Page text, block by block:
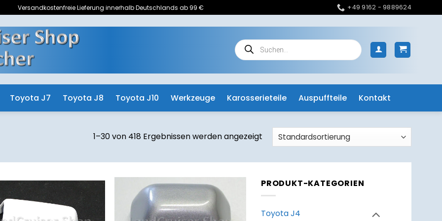
Versandkostenfreie Lieferung innerhalb Deutschlands ab 99 € +49 9162 - 9889624
Products
search
Toyota J7 Toyota J8 Toyota J10 Werkzeuge Karosserieteile Auspuffteile Kontakt
1–30 von 418 Ergebnissen werden angezeigt
Zum
Merkzettel
hinzufügen
Zum
Merkzettel
hinzufügen
PRODUKT-KATEGORIEN
Toyota J4